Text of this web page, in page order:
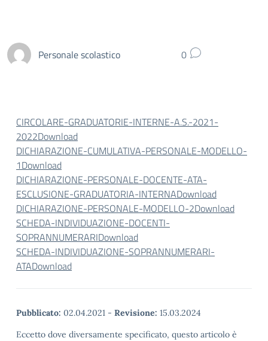
Personale scolastico 0
CIRCOLARE-GRADUATORIE-INTERNE-A.S.-2021-
2022Download
DICHIARAZIONE-CUMULATIVA-PERSONALE-MODELLO-
1Download
DICHIARAZIONE-PERSONALE-DOCENTE-ATA-
ESCLUSIONE-GRADUATORIA-INTERNADownload
DICHIARAZIONE-PERSONALE-MODELLO-2Download
SCHEDA-INDIVIDUAZIONE-DOCENTI-
SOPRANNUMERARIDownload
SCHEDA-INDIVIDUAZIONE-SOPRANNUMERARI-
ATADownload
Pubblicato: 02.04.2021 - Revisione: 15.03.2024
Eccetto dove diversamente specificato, questo articolo è